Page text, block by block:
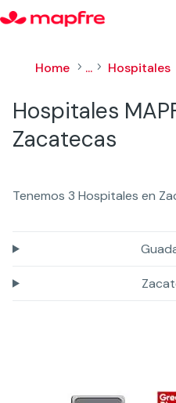
Home 5 ... 5 Hospitales
Hospitales
Zacatecas
Tenemos 3 Hospitales en